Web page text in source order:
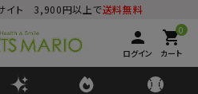
イト 3,900円以上で送料無料
person
ログイン
0
shopping_cart
カート